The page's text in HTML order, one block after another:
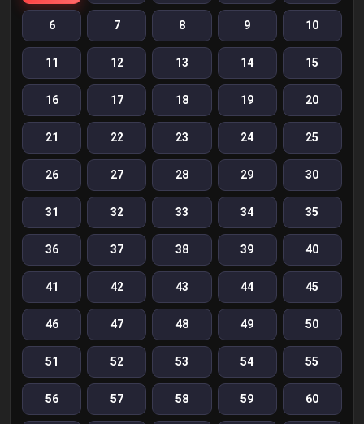
6 7 8 9 10
11 12 13 14 15
16 17 18 19 20
21 22 23 24 25
26 27 28 29 30
31 32 33 34 35
36 37 38 39 40
41 42 43 44 45
46 47 48 49 50
51 52 53 54 55
56 57 58 59 60